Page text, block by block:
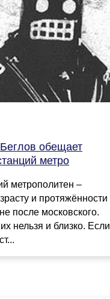
обещает
метро
метрополитен –
и протяжённости
после московского.
нельзя и близко. Если